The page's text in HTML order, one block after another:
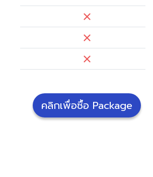
คลิกเพื่อซื้อ Package